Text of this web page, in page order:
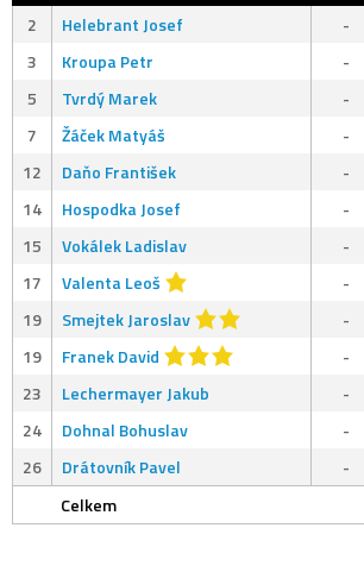
2
Helebrant Josef -
3
Kroupa Petr -
5
Tvrdý Marek -
7
Žáček Matyáš -
12
Daňo František -
14
Hospodka Josef -
15
Vokálek Ladislav -
17
Valenta Leoš -
19
Smejtek Jaroslav -
19
Franek David -
23
Lechermayer Jakub -
24
Dohnal Bohuslav -
26
Drátovník Pavel -
Celkem